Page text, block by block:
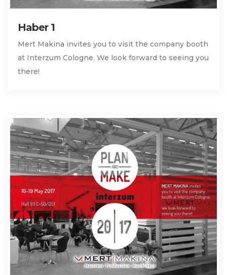
Haber 1
Mert Makina invites you to visit the company booth
at Interzum Cologne. We look forward to seeing you
there!